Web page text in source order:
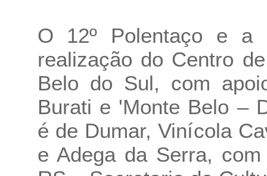
O 12º Polentaço e a
realização do Centro
Belo do Sul, com
Burati e 'Monte Belo –
é de Dumar, Vinícola
e Adega da Serra,